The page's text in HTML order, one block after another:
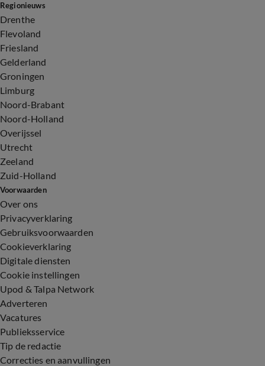
Regionieuws
Drenthe
Flevoland
Friesland
Gelderland
Groningen
Limburg
Noord-Brabant
Noord-Holland
Overijssel
Utrecht
Zeeland
Zuid-Holland
Voorwaarden
Over ons
Privacyverklaring
Gebruiksvoorwaarden
Cookieverklaring
Digitale diensten
Cookie instellingen
Upod & Talpa Network
Adverteren
Vacatures
Publieksservice
Tip de redactie
Correcties en aanvullingen